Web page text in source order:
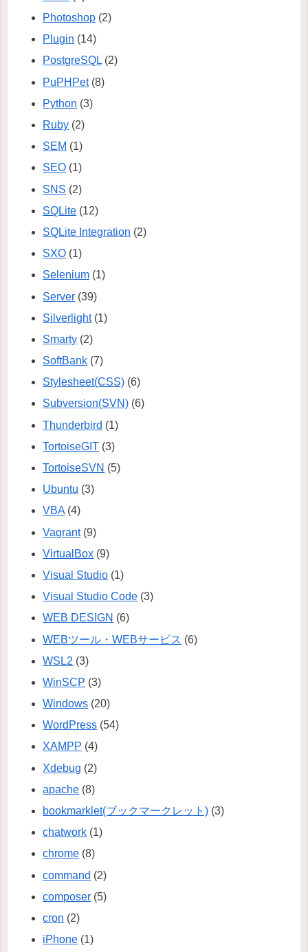
Photoshop (2)
Plugin (14)
PostgreSQL(2)
PuPHPet(8)
Python (3)
Ruby (2)
SEM (1)
SEO (1)
SNS (2)
SQLite (12)
SQLite Integration (2)
SXO (1)
Selenium (1)
Server (39)
Silverlight(1)
Smarty (2)
SoftBank (7)
Stylesheet(CSS) (6)
Subversion(SVN) (6)
Thunderbird (1)
TortoiseGIT (3)
TortoiseSVN (5)
Ubuntu (3)
VBA (4)
Vagrant(9)
VirtualBox (9)
Visual Studio (1)
Visual Studio Code (3)
WEB DESIGN (6)
WEBツール・WEBサービス (6)
WSL2 (3)
WinSCP (3)
Windows (20)
WordPress (54)
XAMPP (4)
Xdebug (2)
apache (8)
bookmarklet(ブックマークレット) (3)
chatwork (1)
chrome (8)
command (2)
composer (5)
cron (2)
iPhone (1)